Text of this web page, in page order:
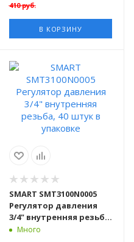
410руб.
В КОРЗИНУ
SMART SMT3100N0005
Регулятор давления
3/4" внутренняя резьба,
40 штук в упаковке
Много